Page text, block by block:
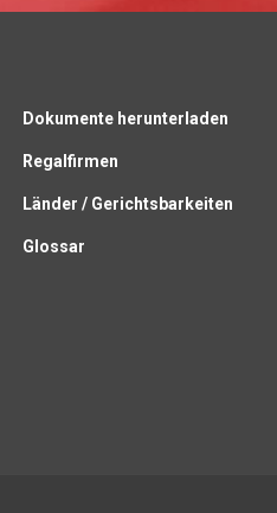
Dokumente herunterladen
Regalfirmen
Länder / Gerichtsbarkeiten
Glossar